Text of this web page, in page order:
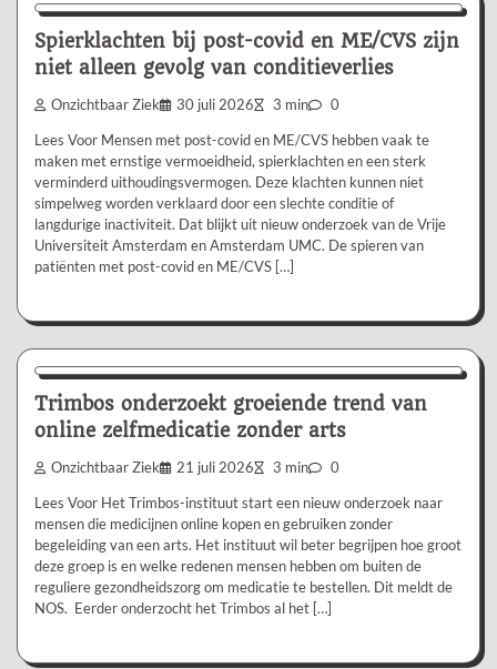
Spierklachten bij post-covid en ME/CVS zijn
niet alleen gevolg van conditieverlies
Onzichtbaar Ziek 30 juli 2026 3 min 0
Lees Voor Mensen met post-covid en ME/CVS hebben vaak te
maken met ernstige vermoeidheid, spierklachten en een sterk
verminderd uithoudingsvermogen. Deze klachten kunnen niet
simpelweg worden verklaard door een slechte conditie of
langdurige inactiviteit. Dat blijkt uit nieuw onderzoek van de Vrije
Universiteit Amsterdam en Amsterdam UMC. De spieren van
patiënten met post-covid en ME/CVS […]
Nieuws/Informatie
Trimbos onderzoekt groeiende trend van
online zelfmedicatie zonder arts
Onzichtbaar Ziek 21 juli 2026 3 min 0
Lees Voor Het Trimbos-instituut start een nieuw onderzoek naar
mensen die medicijnen online kopen en gebruiken zonder
begeleiding van een arts. Het instituut wil beter begrijpen hoe groot
deze groep is en welke redenen mensen hebben om buiten de
reguliere gezondheidszorg om medicatie te bestellen. Dit meldt de
NOS. Eerder onderzocht het Trimbos al het […]